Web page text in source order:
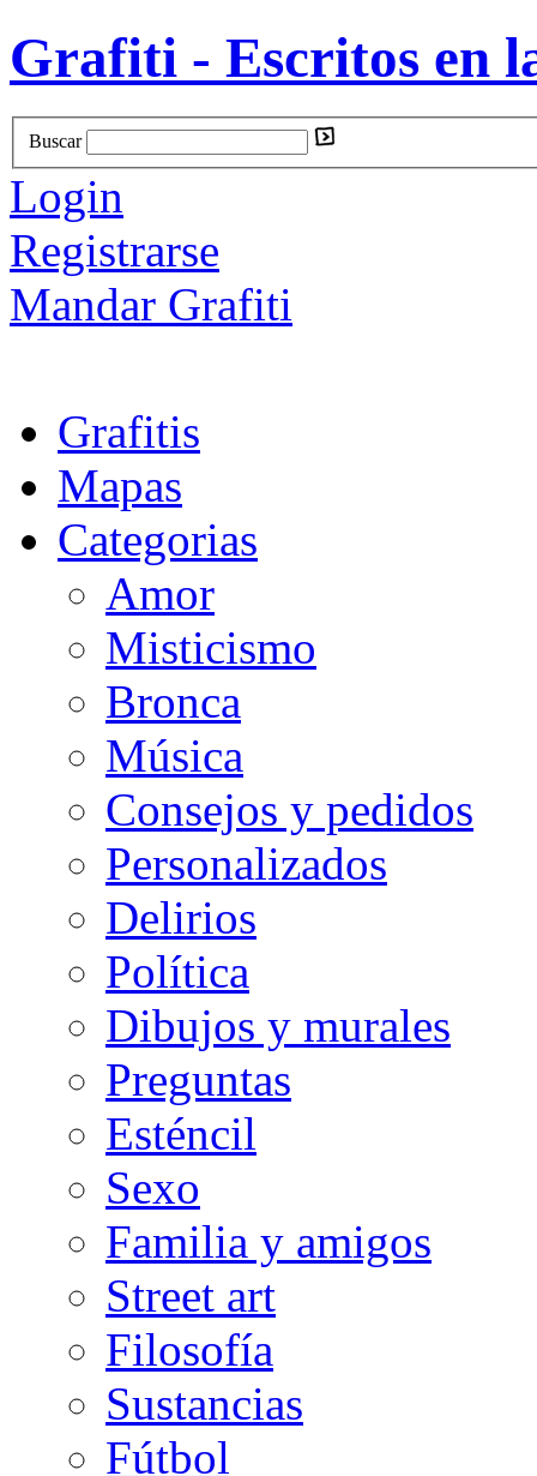
Grafiti - Escritos en
Buscar
Login
Registrarse
Mandar Grafiti
Grafitis
Mapas
Categorias
Amor
Misticismo
Bronca
Música
Consejos y pedidos
Personalizados
Delirios
Política
Dibujos y murales
Preguntas
Esténcil
Sexo
Familia y amigos
Street art
Filosofía
Sustancias
Fútbol